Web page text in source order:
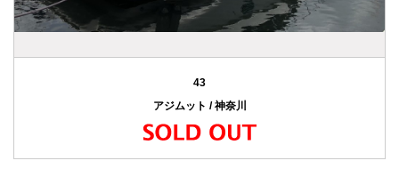
43
アジムット / 神奈川